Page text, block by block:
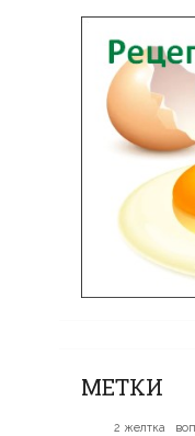
МЕТКИ
2 желтка